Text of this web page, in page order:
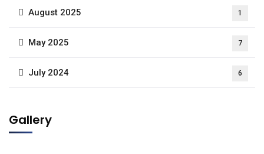
August 2025 1
May 2025 7
July 2024 6
Gallery